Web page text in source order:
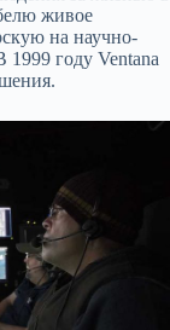
живое
на научно-
1999 году Ventana